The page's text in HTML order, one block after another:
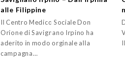
alle Filippine
Il Centro Medico Sociale Don
Orione di Savignano Irpino ha
aderito in modo orginale alla
campagna…